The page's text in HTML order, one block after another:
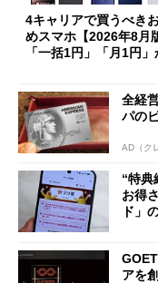
4キャリアで買うべき
めスマホ【2026年8月
「一括1円」「月1円
全経
パの
AD（ク
“特典
お得
ド」
アを